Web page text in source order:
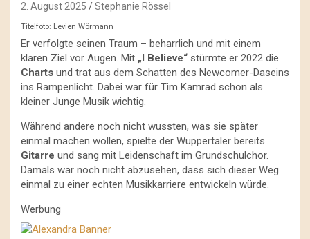
2. August 2025 Stephanie Rössel
Titelfoto: Levien Wörmann
Er verfolgte seinen Traum – beharrlich und mit einem
klaren Ziel vor Augen. Mit „I Believe“ stürmte er 2022 die
Charts und trat aus dem Schatten des Newcomer-Daseins
ins Rampenlicht. Dabei war für Tim Kamrad schon als
kleiner Junge Musik wichtig.
Während andere noch nicht wussten, was sie später
einmal machen wollen, spielte der Wuppertaler bereits
Gitarre und sang mit Leidenschaft im Grundschulchor.
Damals war noch nicht abzusehen, dass sich dieser Weg
einmal zu einer echten Musikkarriere entwickeln würde.
Werbung